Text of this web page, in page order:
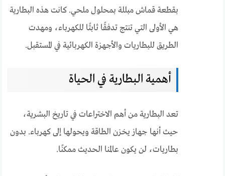
بقطعة قماش مبللة بمحلول ملحي. كانت هذه البطارية
هي الأولى التي تنتج تدفقًا ثابتًا للكهرباء، ومهدت
الطريق للبطاريات والأجهزة الكهربائية في المستقبل.
أهمية البطارية في الحياة
تعد البطارية من أهم الاختراعات في تاريخ البشرية،
حيث أنها جهاز يخزن الطاقة ويحولها إلى كهرباء. بدون
بطاريات، لن يكون عالمنا الحديث ممكنًا.